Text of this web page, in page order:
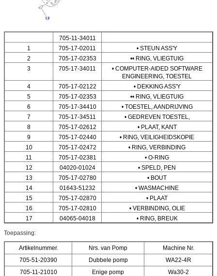
705-11-34011
1
705-17-02011
• STEUN ASS'Y
2
705-17-02353
•• RING, VLIEGTUIG
3
705-17-34011
• COMPUTER-AIDED SOFTWARE
ENGINEERING, TOESTEL
4
705-17-02122
• DEKKING ASS'Y
5
705-17-02353
•• RING, VLIEGTUIG
6
705-17-34410
• TOESTEL, AANDRIJVING
7
705-17-34511
• GEDREVEN TOESTEL,
8
705-17-02612
• PLAAT, KANT
9
705-17-02440
• RING, VEILIGHEIDSKOPIE
10
705-17-02472
• RING, VERBINDING
11
705-17-02381
• O-RING
12
04020-01024
• SPELD, PEN
13
705-17-02780
• BOUT
14
01643-51232
• WASMACHINE
15
705-17-02870
• PLAAT
16
705-17-02810
• VERBINDING, OLIE
17
04065-04018 • RING, BREUK
Toepassing:
Artikelnummer. Nrs. van Pomp
Machine Nr.
705-51-20390
Dubbele pomp
WA22-4R
705-11-21010
Enige pomp
Wa30-2